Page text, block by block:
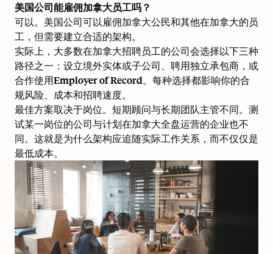
美国公司能雇佣加拿大员工吗？
可以。美国公司可以雇佣加拿大公民和其他在加拿大的员
工，但需要建立合适的架构。
实际上，大多数在加拿大招聘员工的公司会选择以下三种
路径之一：设立境外实体或子公司、聘用独立承包商，或
合作使用Employer of Record。每种选择都影响你的合
规风险、成本和招聘速度。
最佳方案取决于岗位。短期顾问与长期团队主管不同。测
试某一岗位的公司与计划在加拿大全盘运营的企业也不
同。这就是为什么架构应追随实际工作关系，而不仅仅是
最低成本。